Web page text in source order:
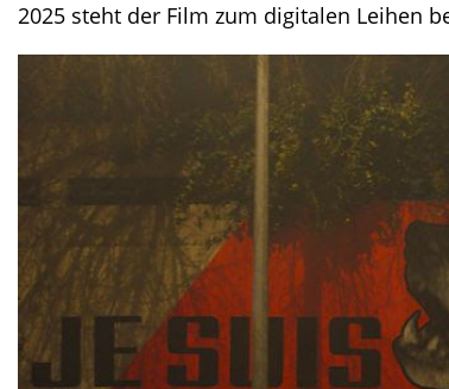
2025 steht der Film zum digitalen Leihen